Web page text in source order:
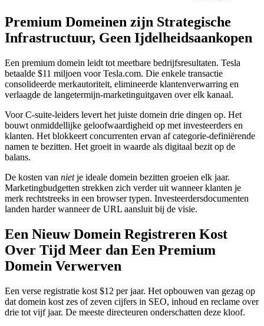
Premium Domeinen zijn Strategische
Infrastructuur, Geen Ijdelheidsaankopen
Een premium domein leidt tot meetbare bedrijfsresultaten. Tesla
betaalde $11 miljoen voor Tesla.com. Die enkele transactie
consolideerde merkautoriteit, elimineerde klantenverwarring en
verlaagde de langetermijn-marketinguitgaven over elk kanaal.
Voor C-suite-leiders levert het juiste domein drie dingen op. Het
bouwt onmiddellijke geloofwaardigheid op met investeerders en
klanten. Het blokkeert concurrenten ervan af categorie-definiërende
namen te bezitten. Het groeit in waarde als digitaal bezit op de
balans.
De kosten van nietje ideale domein bezitten groeien elk jaar.
Marketingbudgetten strekken zich verder uit wanneer klanten je
merk rechtstreeks in een browser typen. Investeerdersdocumenten
landen harder wanneer de URL aansluit bij de visie.
Een Nieuw Domein Registreren Kost
Over Tijd Meer dan Een Premium
Domein Verwerven
Een verse registratie kost $12 per jaar. Het opbouwen van gezag op
dat domein kost zes of zeven cijfers in SEO, inhoud en reclame over
drie tot vijf jaar. De meeste directeuren onderschatten deze kloof.